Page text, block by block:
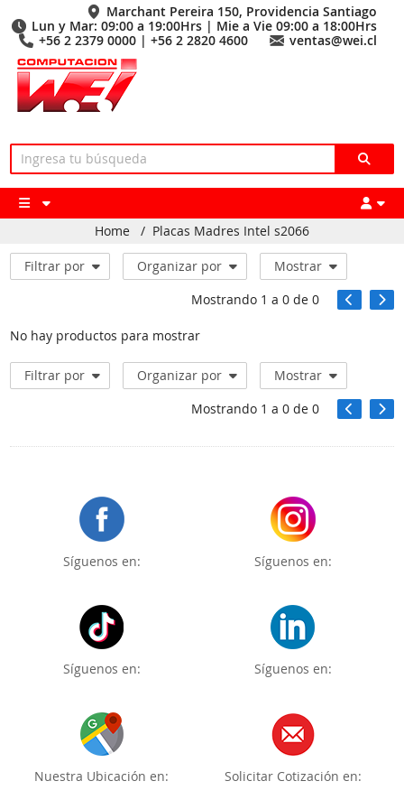
Marchant Pereira 150, Providencia Santiago
Lun y Mar: 09:00 a 19:00Hrs | Mie a Vie 09:00 a 18:00Hrs
+56 2 2379 0000 | +56 2 2820 4600
ventas@wei.cl
Home / Placas Madres Intel s2066
Filtrar por Organizar por
Mostrar
Mostrando 1 a 0de 0
No hay productos para mostrar
Filtrar por Organizar por
Mostrar
Mostrando 1 a 0de 0
Síguenos en: Síguenos en:
Síguenos en: Síguenos en:
Nuestra Ubicación en: Solicitar Cotización en: